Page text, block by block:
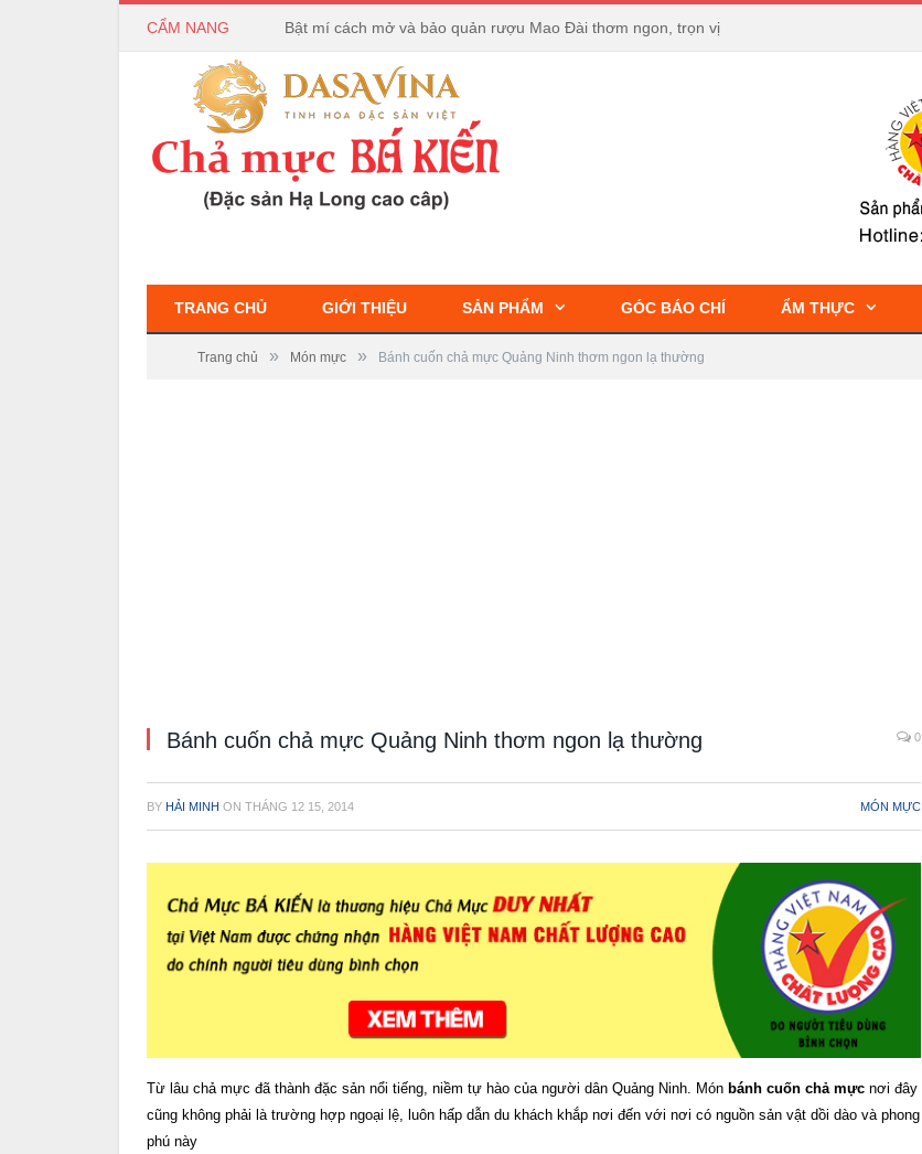
CẨM NANG Bật mí cách mở và bảo quản rượu Mao Đài thơm ngon, trọn vị
TRANG CHỦ GIỚI THIỆU SẢN PHẨM GÓC BÁO CHÍ ẨM THỰC
Trang chủ » Món mực » Bánh cuốn chả mực Quảng Ninh thơm ngon lạ thường
Bánh cuốn chả mực Quảng Ninh thơm ngon lạ thường 0
BY HẢI MINH ON THÁNG 12 15, 2014 MÓN MỰC
Từ lâu chả mực đã thành đặc sản nổi tiếng, niềm tự hào của người dân Quảng Ninh. Món bánh cuốn chả mực nơi đây
cũng không phải là trường hợp ngoại lệ, luôn hấp dẫn du khách khắp nơi đến với nơi có nguồn sản vật dồi dào và phong
phú này